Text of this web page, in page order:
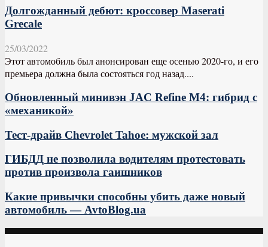
Долгожданный дебют: кроссовер Maserati
Grecale
25/03/2022
Этот автомобиль был анонсирован еще осенью 2020-го, и его
премьера должна была состояться год назад....
Обновленный минивэн JAC Refine M4: гибрид с
«механикой»
Тест-драйв Chevrolet Tahoe: мужской зал
ГИБДД не позволила водителям протестовать
против произвола гаишников
Какие привычки способны убить даже новый
автомобиль — AvtoBlog.ua